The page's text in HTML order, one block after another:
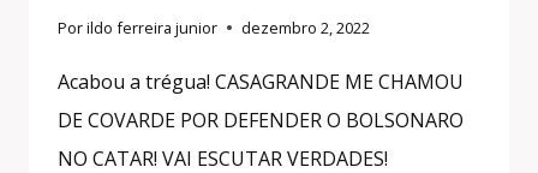
Porildo ferreira junior dezembro 2, 2022
Acabou a trégua! CASAGRANDE ME CHAMOU
DE COVARDE POR DEFENDER O BOLSONARO
NO CATAR! VAI ESCUTAR VERDADES!